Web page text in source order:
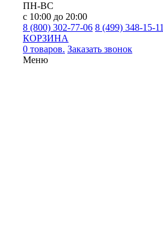
ПН-ВС
с 10:00 до 20:00
8 (800) 302-77-06 8 (499) 348-15-11
КОРЗИНА
0 товаров. Заказать звонок
Меню